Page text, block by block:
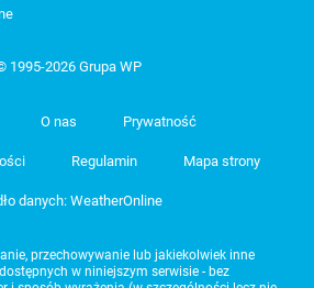
1995-2026 Grupa WP
O nas Prywatność
Regulamin Mapa strony
danych: WeatherOnline
przechowywanie lub jakiekolwiek inne
w niniejszym serwisie - bez